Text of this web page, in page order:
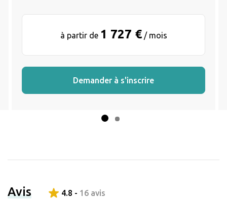
à partir de 1 727 €/ mois
Demander à s'inscrire
Avis 4.8 - 16 avis